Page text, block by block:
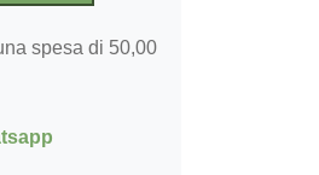
spesa di 50,00